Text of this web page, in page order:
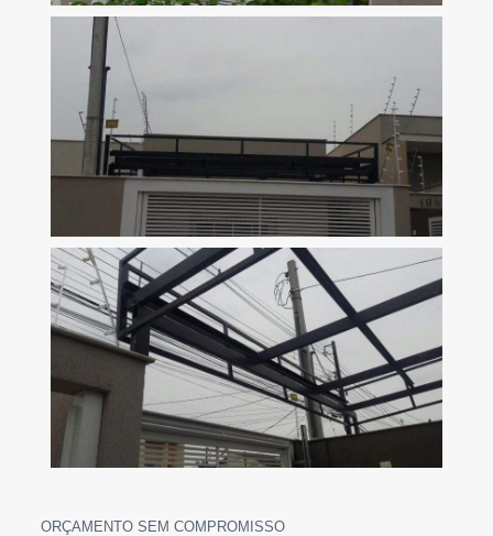
ORÇAMENTO SEM COMPROMISSO